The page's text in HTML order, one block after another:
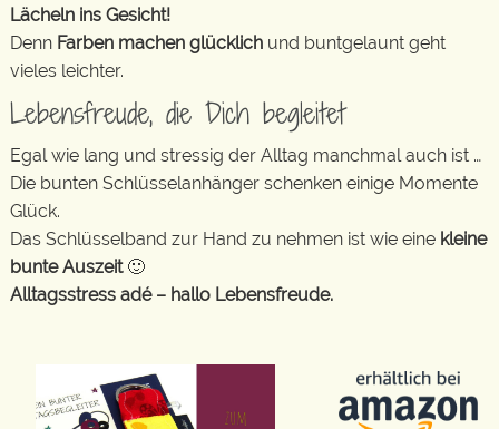
Lächeln ins Gesicht!
Denn Farben machen glücklich und buntgelaunt geht
vieles leichter.
Lebensfreude, die Dich begleitet
Egal wie lang und stressig der Alltag manchmal auch ist …
Die bunten Schlüsselanhänger schenken einige Momente
Glück.
Das Schlüsselband zur Hand zu nehmen ist wie eine kleine
bunte Auszeit🙂
Alltagsstress adé – hallo Lebensfreude.